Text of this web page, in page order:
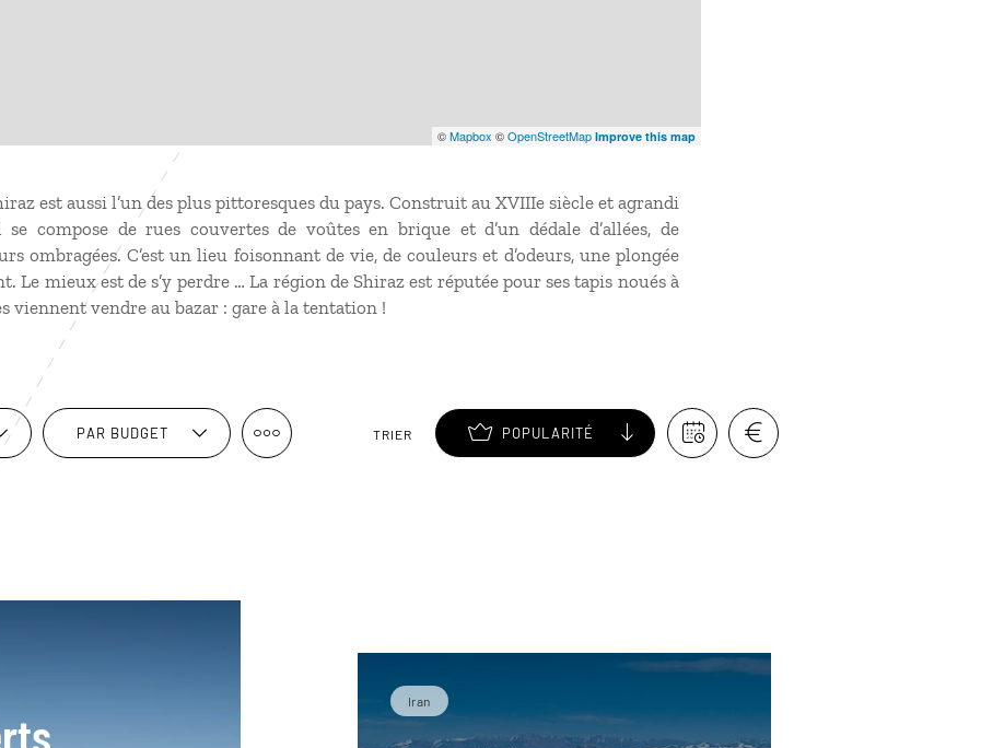
©Mapbox ©OpenStreetMap Improve this map
est aussi l’un des plus pittoresques du pays. Construit au XVIIIe siècle et agrandi
compose de rues couvertes de voûtes en brique et d’un dédale d’allées, de
ombragées. C’est un lieu foisonnant de vie, de couleurs et d’odeurs, une plongée
Le mieux est de s’y perdre … La région de Shiraz est réputée pour ses tapis noués à
viennent vendre au bazar : gare à la tentation !
PAR BUDGET TRIER POPULARITÉ
Iran